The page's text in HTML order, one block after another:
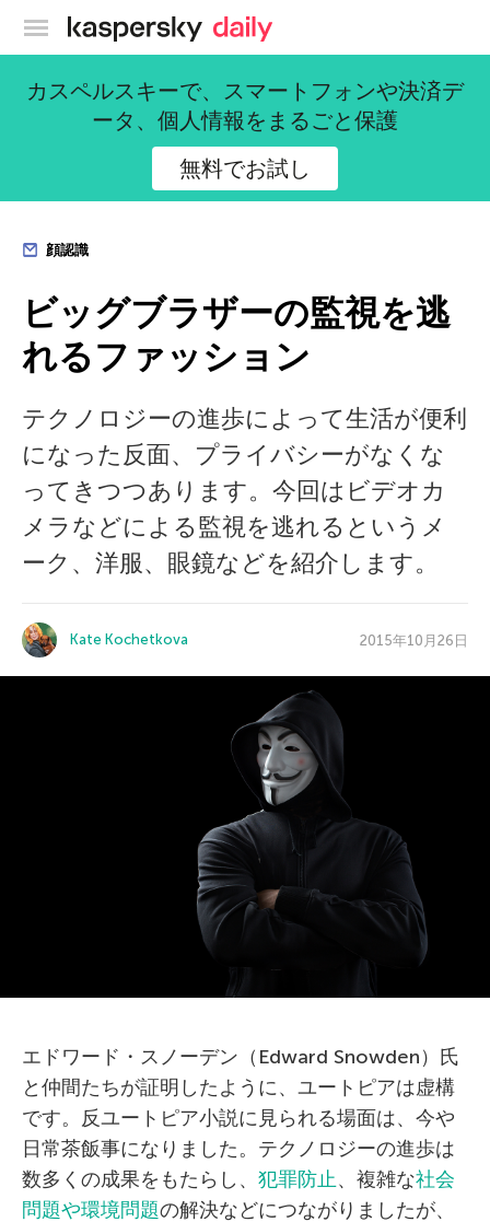
カスペルスキー公式ブログ
カスペルスキーで、スマートフォンや決済デ
ータ、個人情報をまるごと保護
無料でお試し
顔認識
ビッグブラザーの監視を逃
れるファッション
テクノロジーの進歩によって生活が便利
になった反面、プライバシーがなくな
ってきつつあります。今回はビデオカ
メラなどによる監視を逃れるというメ
ーク、洋服、眼鏡などを紹介します。
Kate Kochetkova 2015年10月26日
エドワード・スノーデン（Edward Snowden）氏
と仲間たちが証明したように、ユートピアは虚構
です。反ユートピア小説に見られる場面は、今や
日常茶飯事になりました。テクノロジーの進歩は
数多くの成果をもたらし、 犯罪防止、複雑な社会
問題や環境問題の解決などにつながりましたが、